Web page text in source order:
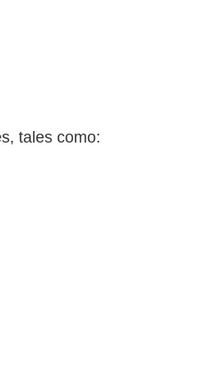
tales como: